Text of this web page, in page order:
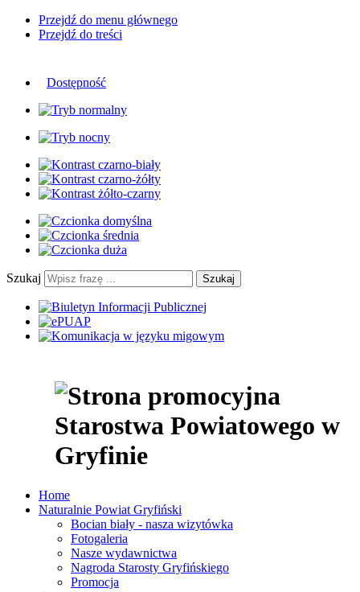
Przejdź do menu głównego
Przejdź do treści
Dostępność
Szukaj Szukaj
Home
Naturalnie Powiat Gryfiński
Bocian biały - nasza wizytówka
Fotogaleria
Nasze wydawnictwa
Nagroda Starosty Gryfińskiego
Promocja